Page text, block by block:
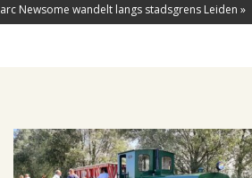
Newsome wandelt langs stadsgrens Leiden »